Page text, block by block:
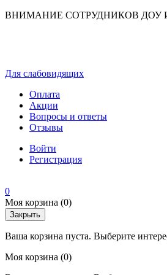
ВНИМАНИЕ СОТРУДНИКОВ ДОУ И
Для слабовидящих
Оплата
Акции
Вопросы и ответы
Отзывы
Войти
Регистрация
0
Моя корзина (0)
Закрыть
Ваша корзина пуста. Выберите
Моя корзина (0)